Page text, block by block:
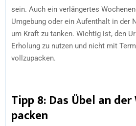
sein. Auch ein verlängertes
Umgebung oder ein Aufenthalt in der
um Kraft zu tanken. Wichtig ist, den
Erholung zu nutzen und nicht mit
vollzupacken.
Tipp 8: Das Übel an
packen